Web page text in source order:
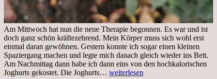
Am Mittwoch hat nun die neue Therapie begonnen. Es war und ist
doch ganz schön kräftezehrend. Mein Körper muss sich wohl erst
einmal daran gewöhnen. Gestern konnte ich sogar einen kleinen
Spaziergang machen und legte mich danach gleich wieder ins Bett.
Am Nachmittag dann habe ich dann eins von den hochkalorischen
Joghurts gekostet. Die Joghurts… Freitag,
weiterlesen